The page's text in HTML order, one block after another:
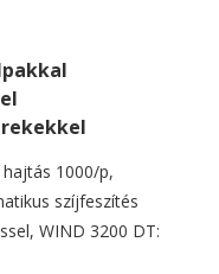
1000/p,
szíjfeszítés
WIND 3200 DT: